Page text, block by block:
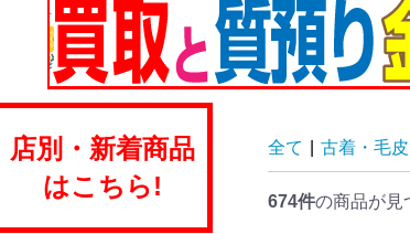
ショルダー
ハンド
ボストン
トート
リュック
ビジネス
トランク
ポーチ
財布
店別・新着商品
はこちら!
全て 古着・毛皮
674件の商品が見